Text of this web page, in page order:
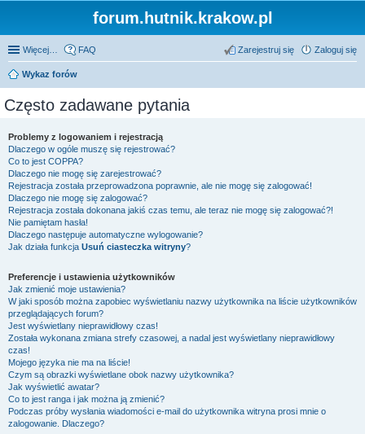
forum.hutnik.krakow.pl
Więcej… FAQ Zaloguj się
Zarejestruj się
Wykaz forów
Często zadawane pytania
Problemy z logowaniem i rejestracją
Dlaczego w ogóle muszę się rejestrować?
Co to jest COPPA?
Dlaczego nie mogę się zarejestrować?
Rejestracja została przeprowadzona poprawnie, ale nie mogę się zalogować!
Dlaczego nie mogę się zalogować?
Rejestracja została dokonana jakiś czas temu, ale teraz nie mogę się zalogować?!
Nie pamiętam hasła!
Dlaczego następuje automatyczne wylogowanie?
Jak działa funkcja Usuń ciasteczka witryny?
Preferencje i ustawienia użytkowników
Jak zmienić moje ustawienia?
W jaki sposób można zapobiec wyświetlaniu nazwy użytkownika na liście użytkowników
przeglądających forum?
Jest wyświetlany nieprawidłowy czas!
Została wykonana zmiana strefy czasowej, a nadal jest wyświetlany nieprawidłowy
czas!
Mojego języka nie ma na liście!
Czym są obrazki wyświetlane obok nazwy użytkownika?
Jak wyświetlić awatar?
Co to jest ranga i jak można ją zmienić?
Podczas próby wysłania wiadomości e-mail do użytkownika witryna prosi mnie o
zalogowanie. Dlaczego?